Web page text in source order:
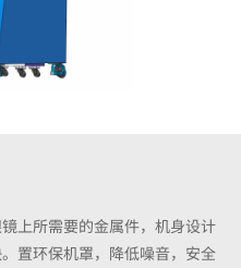
上所需要的金属件，机身设计
置环保机罩，降低噪音，安全